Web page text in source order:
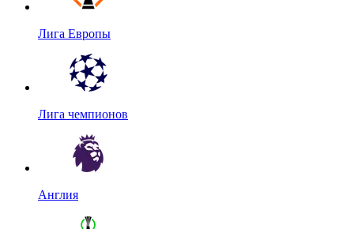
Лига Европы
Лига чемпионов
Англия